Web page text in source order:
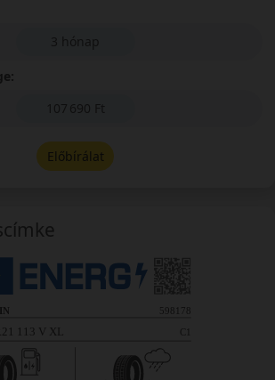
3 hónap
107 690 Ft
Előbírálat